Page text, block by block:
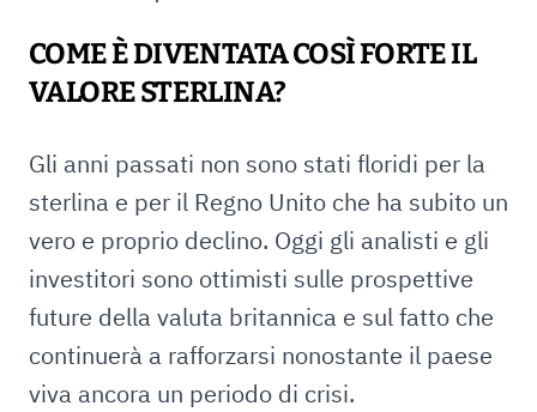
COME È DIVENTATA COSÌ FORTE IL
VALORE STERLINA?
Gli anni passati non sono stati floridi per la
sterlina e per il Regno Unito che ha subito un
vero e proprio declino. Oggi gli analisti e gli
investitori sono ottimisti sulle prospettive
future della valuta britannica e sul fatto che
continuerà a rafforzarsi nonostante il paese
viva ancora un periodo di crisi.